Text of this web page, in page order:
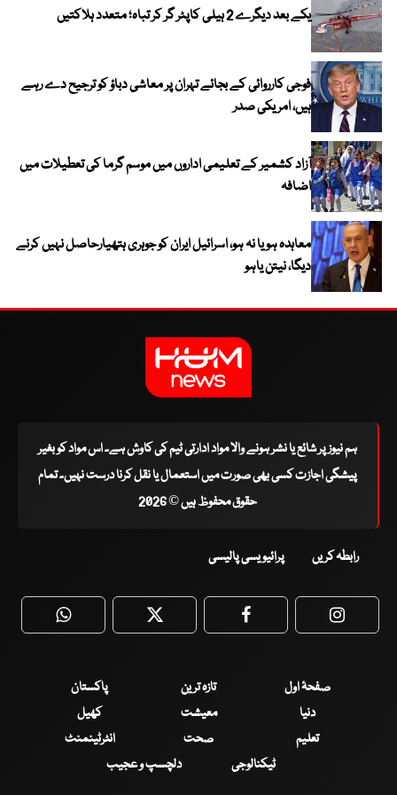
یکے بعد دیگرے 2 ہیلی کاپٹر گر کر تباہ؛ متعدد ہلاکتیں
فوجی کارروائی کے بجائے تہران پر معاشی دباؤ کو ترجیح دے رہے
ہیں، امریکی صدر
آزاد کشمیر کے تعلیمی اداروں میں موسم گرما کی تعطیلات میں
اضافہ
معاہدہ ہو یا نہ ہو، اسرائیل ایران کو جوہری ہتھیارحاصل نہیں کرنے
دیگا، نیتن یاہو
ہم نیوز پر شائع یا نشر ہونے والا مواد ادارتی ٹیم کی کاوش ہے۔ اس مواد کو بغیر
پیشگی اجازت کسی بھی صورت میں استعمال یا نقل کرنا درست نہیں۔ تمام
حقوق محفوظ ہیں © 2026
رابطہ کریں پرائیویسی پالیسی
WhatsApp Twitter Facebook
صفحۂ اول تازہ ترین
پاکستان
دنیا
معیشت
کھیل
تعلیم
صحت
انٹرٹینمنٹ
ٹیکنالوجی
دلچسپ و عجیب